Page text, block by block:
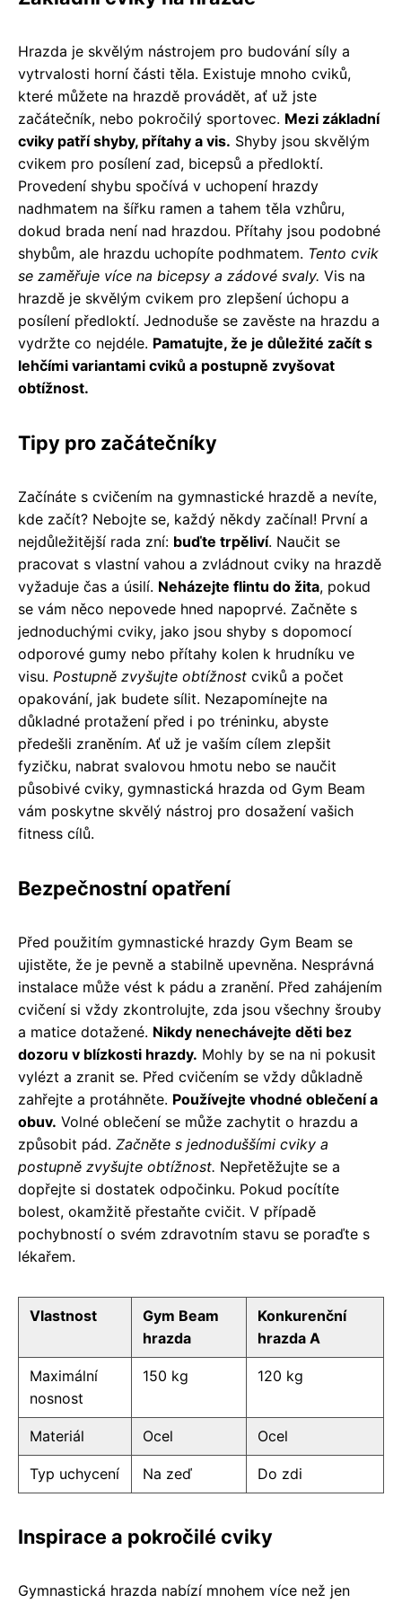
Hrazda je skvělým nástrojem pro budování síly a
vytrvalosti horní části těla. Existuje mnoho cviků,
které můžete na hrazdě provádět, ať už jste
začátečník, nebo pokročilý sportovec. Mezi základní
cviky patří shyby, přítahy a vis. Shyby jsou skvělým
cvikem pro posílení zad, bicepsů a předloktí.
Provedení shybu spočívá v uchopení hrazdy
nadhmatem na šířku ramen a tahem těla vzhůru,
dokud brada není nad hrazdou. Přítahy jsou podobné
shybům, ale hrazdu uchopíte podhmatem. Tento cvik
se zaměřuje více na bicepsy a zádové svaly. Vis na
hrazdě je skvělým cvikem pro zlepšení úchopu a
posílení předloktí. Jednoduše se zavěste na hrazdu a
vydržte co nejdéle. Pamatujte, že je důležité začít s
lehčími variantami cviků a postupně zvyšovat
obtížnost.
Tipy pro začátečníky
Začínáte s cvičením na gymnastické hrazdě a nevíte,
kde začít? Nebojte se, každý někdy začínal! První a
nejdůležitější rada zní: buďte trpěliví. Naučit se
pracovat s vlastní vahou a zvládnout cviky na hrazdě
vyžaduje čas a úsilí. Neházejte flintu do žita, pokud
se vám něco nepovede hned napoprvé. Začněte s
jednoduchými cviky, jako jsou shyby s dopomocí
odporové gumy nebo přítahy kolen k hrudníku ve
visu. Postupně zvyšujte obtížnost cviků a počet
opakování, jak budete sílit. Nezapomínejte na
důkladné protažení před i po tréninku, abyste
předešli zraněním. Ať už je vaším cílem zlepšit
fyzičku, nabrat svalovou hmotu nebo se naučit
působivé cviky, gymnastická hrazda od Gym Beam
vám poskytne skvělý nástroj pro dosažení vašich
fitness cílů.
Bezpečnostní opatření
Před použitím gymnastické hrazdy Gym Beam se
ujistěte, že je pevně a stabilně upevněna. Nesprávná
instalace může vést k pádu a zranění. Před zahájením
cvičení si vždy zkontrolujte, zda jsou všechny šrouby
a matice dotažené. Nikdy nenechávejte děti bez
dozoru v blízkosti hrazdy. Mohly by se na ni pokusit
vylézt a zranit se. Před cvičením se vždy důkladně
zahřejte a protáhněte. Používejte vhodné oblečení a
obuv. Volné oblečení se může zachytit o hrazdu a
způsobit pád. Začněte s jednoduššími cviky a
postupně zvyšujte obtížnost. Nepřetěžujte se a
dopřejte si dostatek odpočinku. Pokud pocítíte
bolest, okamžitě přestaňte cvičit. V případě
pochybností o svém zdravotním stavu se poraďte s
lékařem.
Vlastnost
Gym Beam
hrazda
Konkurenční
hrazda A
Maximální
nosnost
150 kg 120 kg
Materiál Ocel Ocel
Typ uchycení Na zeď Do zdi
Inspirace a pokročilé cviky
Gymnastická hrazda nabízí mnohem více než jen